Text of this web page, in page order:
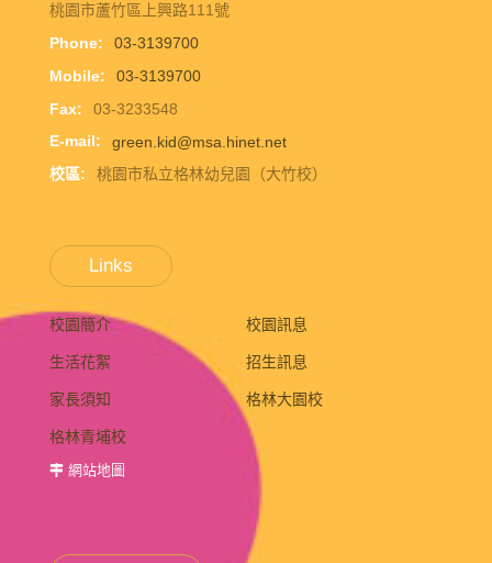
桃園市蘆竹區上興路111號
Phone:
03-3139700
Mobile:
03-3139700
Fax:
03-3233548
E-mail:
green.kid@msa.hinet.net
校區:
桃園市私立格林幼兒園（大竹校）
Links
校園簡介 校園訊息
生活花絮 招生訊息
家長須知 格林大園校
格林青埔校
網站地圖